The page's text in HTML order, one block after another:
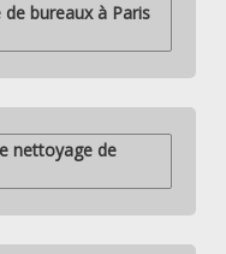
bureaux à Paris
nettoyage de